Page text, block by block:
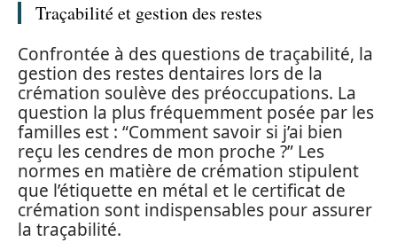
Traçabilité et gestion des restes
Confrontée à des questions de traçabilité, la
gestion des restes dentaires lors de la
crémation soulève des préoccupations. La
question la plus fréquemment posée par les
familles est : “Comment savoir si j’ai bien
reçu les cendres de mon proche ?” Les
normes en matière de crémation stipulent
que l’étiquette en métal et le certificat de
crémation sont indispensables pour assurer
la traçabilité.